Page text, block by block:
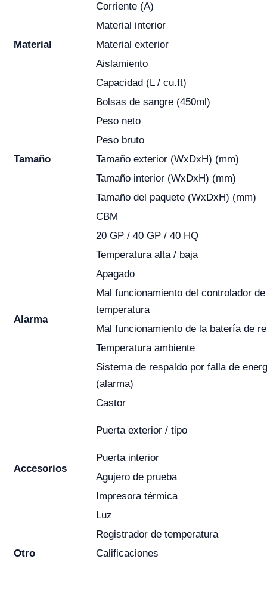
Corriente (A)
Material
Material interior
Material exterior
Aislamiento
Tamaño
Capacidad (L / cu.ft)
Bolsas de sangre (450ml)
Peso neto
Peso bruto
Tamaño exterior (WxDxH) (mm)
Tamaño interior (WxDxH) (mm)
Tamaño del paquete (WxDxH) (mm)
CBM
20 GP / 40 GP / 40 HQ
Alarma
Temperatura alta / baja
Apagado
Mal funcionamiento del controlador de
temperatura
Mal funcionamiento de la batería de
Temperatura ambiente
Sistema de respaldo por falla de
(alarma)
Accesorios
Castor
Puerta exterior / tipo
Puerta interior
Agujero de prueba
Impresora térmica
Luz
Registrador de temperatura
Otro
Calificaciones